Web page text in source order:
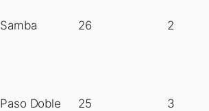
Samba 26 2
Paso Doble 25 3